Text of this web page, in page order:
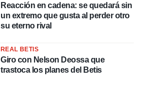
Reacción en cadena: se quedará sin
un extremo que gusta al perder otro
su eterno rival
REAL BETIS
Giro con Nelson Deossa que
trastoca los planes del Betis